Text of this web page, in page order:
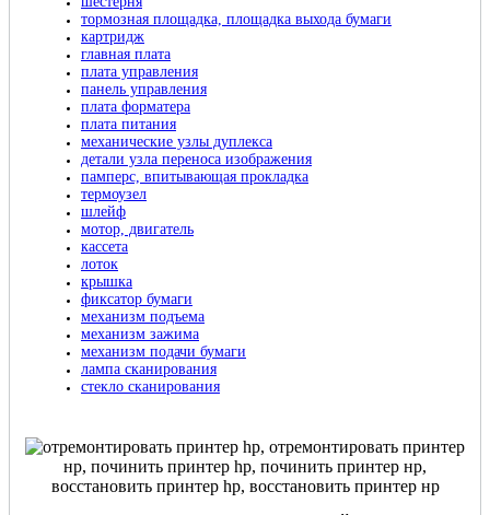
тормозная площадка, площадка выхода бумаги
картридж
главная плата
плата управления
панель управления
плата форматера
плата питания
механические узлы дуплекса
детали узла переноса изображения
памперс, впитывающая прокладка
термоузел
шлейф
мотор, двигатель
кассета
лоток
крышка
фиксатор бумаги
механизм подъема
механизм зажима
механизм подачи бумаги
лампа сканирования
стекло сканирования